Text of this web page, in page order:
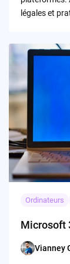
légales et
Ordinateurs
Microsoft
Posted
Vianney